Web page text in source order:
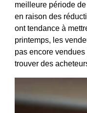
meilleure période de
en raison des
ont tendance à
printemps, les
pas encore
trouver des